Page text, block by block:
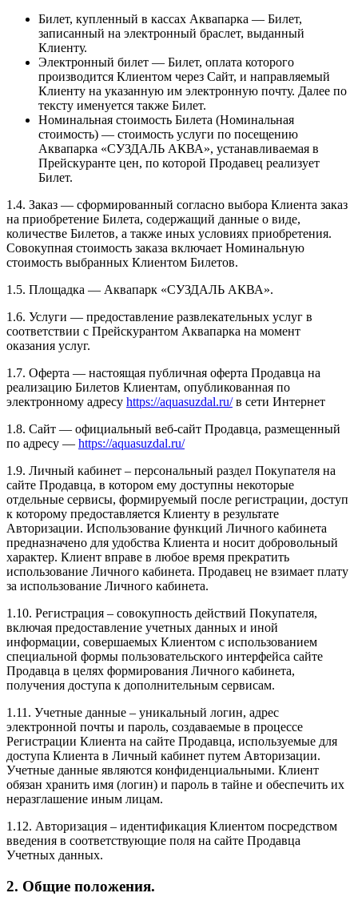
Билет, купленный в кассах Аквапарка — Билет,
записанный на электронный браслет, выданный
Клиенту.
Электронный билет — Билет, оплата которого
производится Клиентом через Сайт, и направляемый
Клиенту на указанную им электронную почту. Далее по
тексту именуется также Билет.
Номинальная стоимость Билета (Номинальная
стоимость) — стоимость услуги по посещению
Аквапарка «СУЗДАЛЬ АКВА», устанавливаемая в
Прейскуранте цен, по которой Продавец реализует
Билет.
1.4. Заказ — сформированный согласно выбора Клиента заказ
на приобретение Билета, содержащий данные о виде,
количестве Билетов, а также иных условиях приобретения.
Совокупная стоимость заказа включает Номинальную
стоимость выбранных Клиентом Билетов.
1.5. Площадка — Аквапарк «СУЗДАЛЬ АКВА».
1.6. Услуги — предоставление развлекательных услуг в
соответствии с Прейскурантом Аквапарка на момент
оказания услуг.
1.7. Оферта — настоящая публичная оферта Продавца на
реализацию Билетов Клиентам, опубликованная по
электронному адресу https://aquasuzdal.ru/в сети Интернет
1.8. Сайт — официальный веб-сайт Продавца, размещенный
по адресу — https://aquasuzdal.ru/
1.9. Личный кабинет – персональный раздел Покупателя на
сайте Продавца, в котором ему доступны некоторые
отдельные сервисы, формируемый после регистрации, доступ
к которому предоставляется Клиенту в результате
Авторизации. Использование функций Личного кабинета
предназначено для удобства Клиента и носит добровольный
характер. Клиент вправе в любое время прекратить
использование Личного кабинета. Продавец не взимает плату
за использование Личного кабинета.
1.10. Регистрация – совокупность действий Покупателя,
включая предоставление учетных данных и иной
информации, совершаемых Клиентом с использованием
специальной формы пользовательского интерфейса сайте
Продавца в целях формирования Личного кабинета,
получения доступа к дополнительным сервисам.
1.11. Учетные данные – уникальный логин, адрес
электронной почты и пароль, создаваемые в процессе
Регистрации Клиента на сайте Продавца, используемые для
доступа Клиента в Личный кабинет путем Авторизации.
Учетные данные являются конфиденциальными. Клиент
обязан хранить имя (логин) и пароль в тайне и обеспечить их
неразглашение иным лицам.
1.12. Авторизация – идентификация Клиентом посредством
введения в соответствующие поля на сайте Продавца
Учетных данных.
2. Общие положения.